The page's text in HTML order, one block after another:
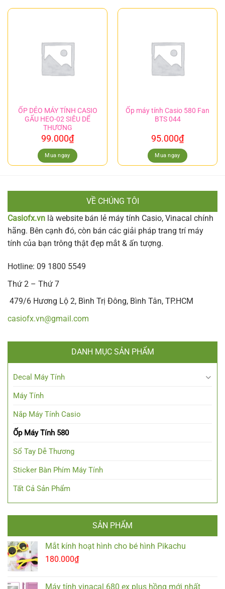
ỐP DẺO MÁY TÍNH CASIO
GẤU HEO-02 SIÊU DỂ
THƯƠNG
99.000₫
Mua ngay
Ốp máy tính Casio 580 Fan
BTS 044
95.000₫
Mua ngay
VỀ CHÚNG TÔI
Casiofx.vn là website bán lẻ máy tính Casio, Vinacal chính
hãng. Bên cạnh đó, còn bán các giải pháp trang trí máy
tính của bạn trông thật đẹp mắt & ấn tượng.
Hotline: 09 1800 5549
Thứ 2 – Thứ 7
479/6 Hương Lộ 2, Bình Trị Đông, Bình Tân, TP.HCM
casiofx.vn@gmail.com
DANH MỤC SẢN PHẨM
Decal Máy Tính
Máy Tính
Nắp Máy Tính Casio
Ốp Máy Tính 580
Sổ Tay Dễ Thương
Sticker Bàn Phím Máy Tính
Tất Cả Sản Phẩm
SẢN PHẨM
Mắt kính hoạt hình cho bé hình Pikachu
180.000₫
Máy tính vinacal 680 ex plus hồng mới nhất